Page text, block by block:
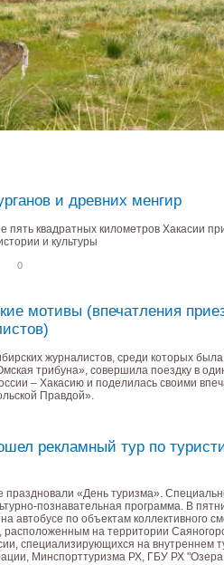
и древних менгир
пять квадратных километров Хакасии
и культуры
0
мотивы (впечатления
журналистов, среди которых
трибуна», совершила поездку в
– Хакасию и поделилась своими
Правдой».
рекламный тур по
«День туризма».
познавательная программа. В
автобусе по объектам коллективного
на территории
специализирующихся на внутреннем
Минспорттуризма РХ, ГБУ РХ